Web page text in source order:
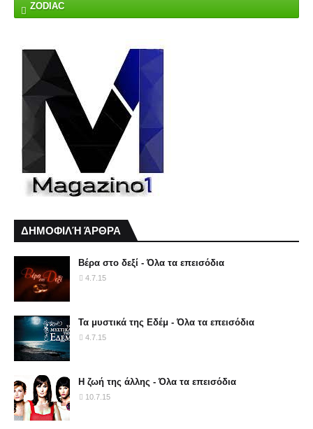
ZODIAC
ΔΗΜΟΦΙΛΉ ΆΡΘΡΑ
Βέρα στο δεξί - Όλα τα επεισόδια
4.7.15
Τα μυστικά της Εδέμ - Όλα τα επεισόδια
4.7.15
Η ζωή της άλλης - Όλα τα επεισόδια
10.7.15